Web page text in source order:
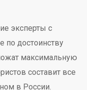
эксперты с
достоинству
максимальную
составит все
в России.